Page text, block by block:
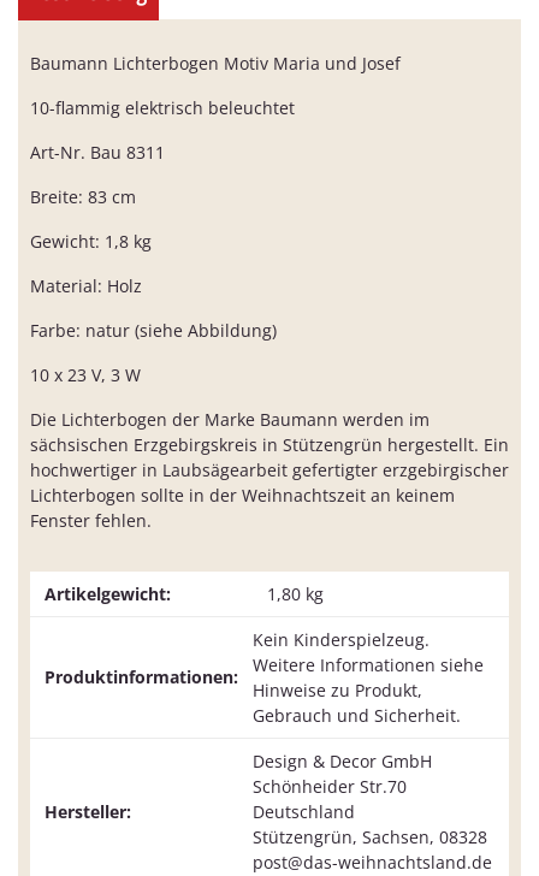
Baumann Lichterbogen Motiv Maria und Josef
10-flammig elektrisch beleuchtet
Art-Nr. Bau 8311
Breite: 83 cm
Gewicht: 1,8 kg
Material: Holz
Farbe: natur (siehe Abbildung)
10 x 23 V, 3 W
Die Lichterbogen der Marke Baumann werden im
sächsischen Erzgebirgskreis in Stützengrün hergestellt. Ein
hochwertiger in Laubsägearbeit gefertigter erzgebirgischer
Lichterbogen sollte in der Weihnachtszeit an keinem
Fenster fehlen.
Artikelgewicht: 1,80 kg
Produktinformationen:
Kein Kinderspielzeug.
Weitere Informationen siehe
Hinweise zu Produkt,
Gebrauch und Sicherheit.
Hersteller:
Design & Decor GmbH
Schönheider Str.70
Deutschland
Stützengrün, Sachsen, 08328
post@das-weihnachtsland.de